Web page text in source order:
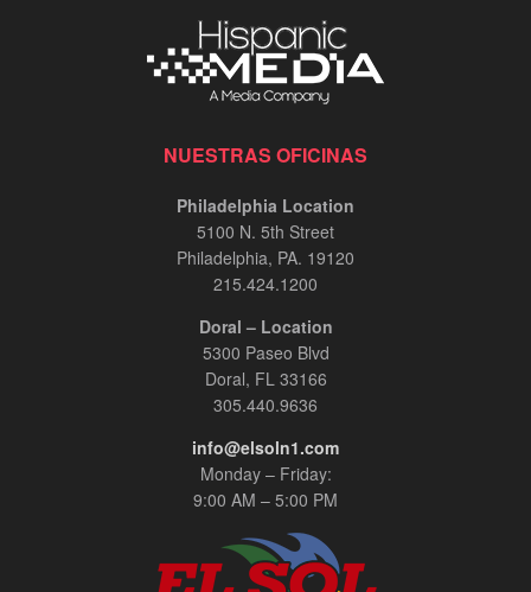
NUESTRAS OFICINAS
Philadelphia Location
5100 N. 5th Street
Philadelphia, PA. 19120
215.424.1200
Doral – Location
5300 Paseo Blvd
Doral, FL 33166
305.440.9636
info@elsoln1.com
Monday – Friday:
9:00 AM – 5:00 PM